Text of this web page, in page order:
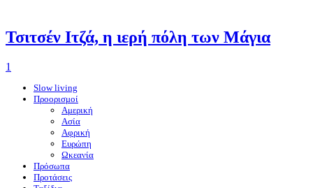
Τσιτσέν Ιτζά, η ιερή πόλη των Μάγια
1
Slow living
Προορισμοί
Αμερική
Ασία
Αφρική
Ευρώπη
Ωκεανία
Πρόσωπα
Προτάσεις